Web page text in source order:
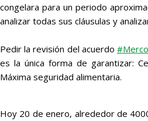
congelara para un periodo
analizar todas sus cláusulas y
Pedir la revisión del acuerdo
es la única forma de garantizar:
Máxima seguridad alimentaria.
Hoy 20 de enero, alrededor de